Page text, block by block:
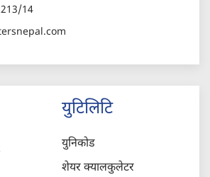
14
युटिलिटि
युनिकोड
शेयर क्यालकुलेटर